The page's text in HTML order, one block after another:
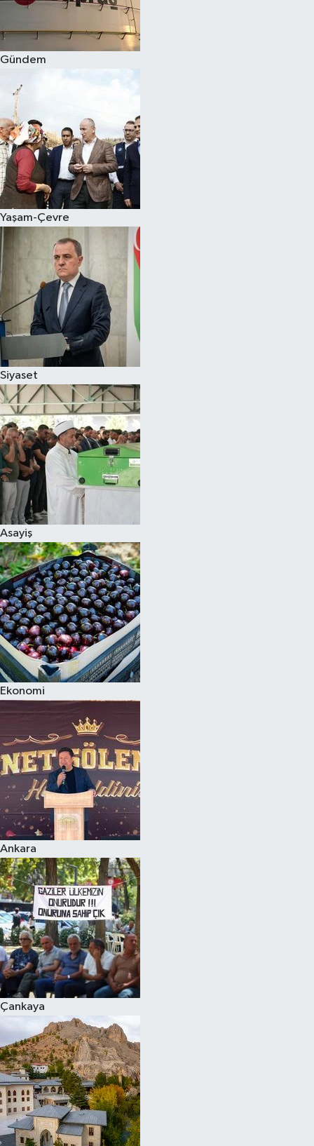
Gündem
Yaşam-Çevre
Siyaset
Asayiş
Ekonomi
Ankara
Çankaya
Burç Yorumları
Eğitim
Hava Durumu
Kadın
Kim kimdir?
Kültür Sanat
Sağlık
Siyaset
Teknoloji
Televizyon
Yaşam-Çevre